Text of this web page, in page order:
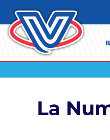
La